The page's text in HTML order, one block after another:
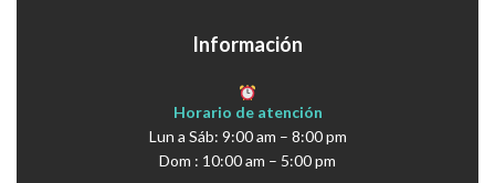
Información
Horario de atención
Lun a Sáb: 9:00 am – 8:00 pm
Dom : 10:00 am – 5:00 pm